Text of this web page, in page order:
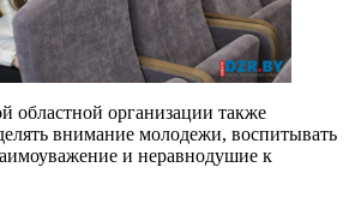
областной организации также
внимание молодежи, воспитывать
и неравнодушие к